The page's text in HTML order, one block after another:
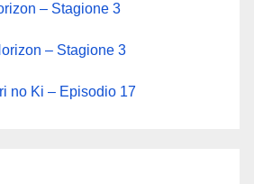
– Stagione 3
– Stagione 3
no Ki – Episodio 17